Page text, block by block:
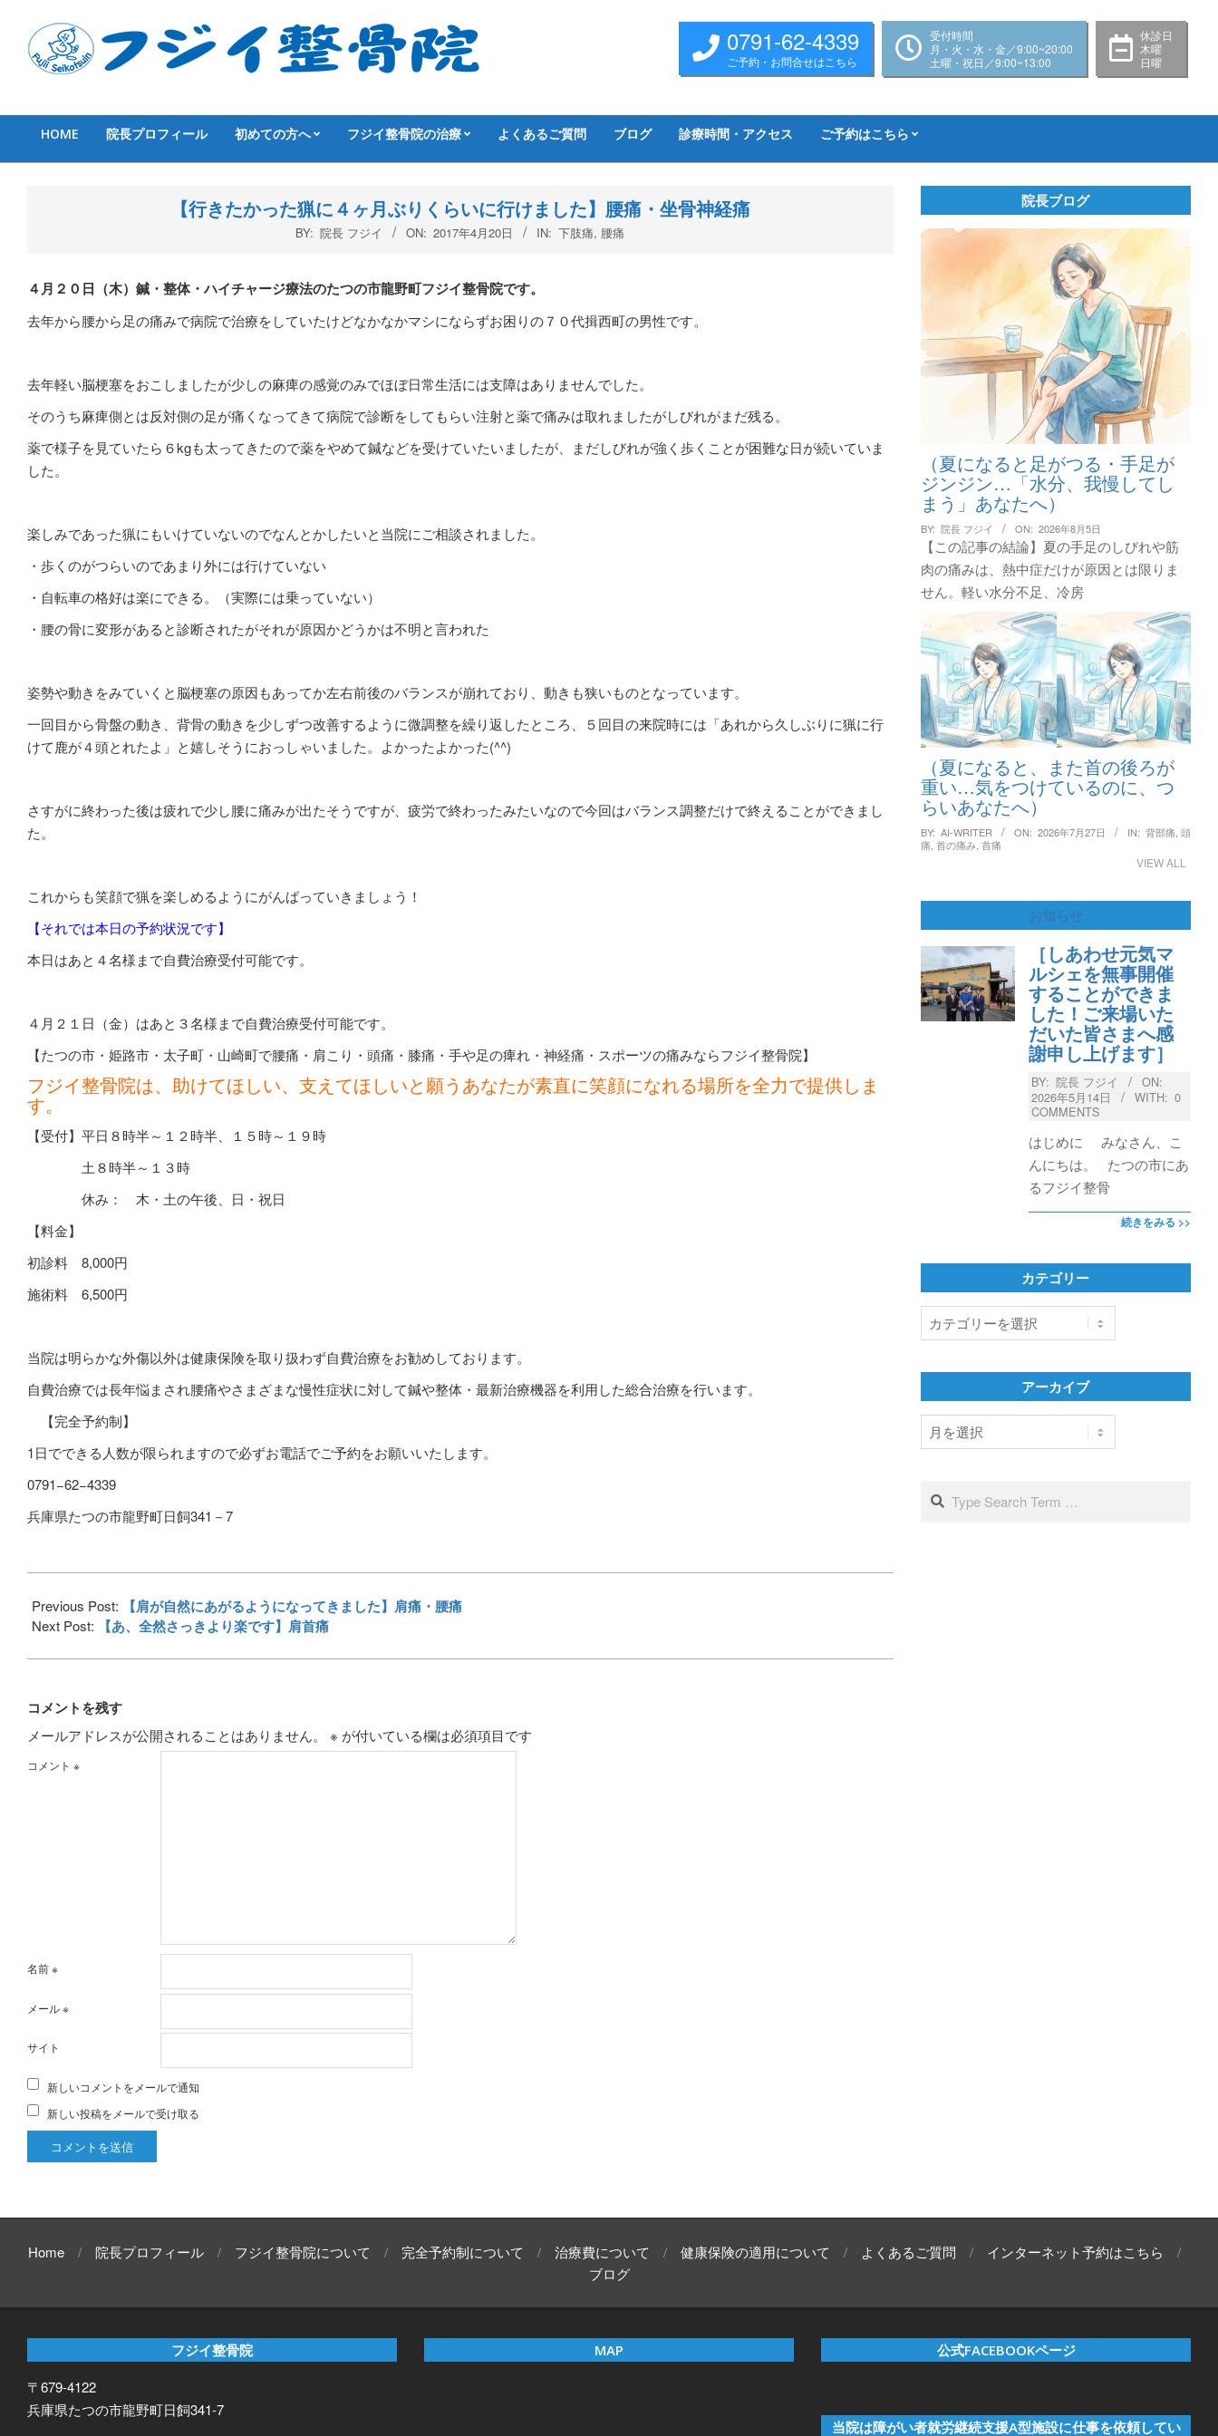
content
0791-62-4339
ご予約・お問合せはこちら
受付時間
月・火・水・金／9:00~20:00
土曜・祝日／9:00~13:00
休診日
木曜
日曜
Navigation
HOME 院長プロフィール 初めての方へ フジイ整骨院の治療 よくあるご質問 ブログ 診療時間・アクセス ご予約はこちら
【行きたかった猟に４ヶ月ぶりくらいに行けました】腰痛・坐骨神経痛
BY: 院長 フジイ ON: 2017年4月20日 IN: 下肢痛, 腰痛
４月２０ 日（木）鍼・整体・ハイチャージ療法のたつの市龍野町フジイ整骨院です。
去年から腰から足の痛みで病院で治療をしていたけどなかなかマシにならずお困りの７０代揖西町の男性です。
去年軽い脳梗塞をおこしましたが少しの麻痺の感覚のみでほぼ日常生活には支障はありませんでした。
そのうち麻痺側とは反対側の足が痛くなってきて病院で診断をしてもらい注射と薬で痛みは取れましたがしびれがまだ残る。
薬で様子を見ていたら６kgも太ってきたので薬をやめて鍼などを受けていたいましたが、まだしびれが強く歩くことが困難な日が続いていま
した。
楽しみであった猟にもいけていないのでなんとかしたいと当院にご相談されました。
・歩くのがつらいのであまり外には行けていない
・自転車の格好は楽にできる。（実際には乗っていない）
・腰の骨に変形があると診断されたがそれが原因かどうかは不明と言われた
姿勢や動きをみていくと脳梗塞の原因もあってか左右前後のバランスが崩れており、動きも狭いものとなっています。
一回目から骨盤の動き、背骨の動きを少しずつ改善するように微調整を繰り返したところ、５回目の来院時には「あれから久しぶりに猟に行
けて鹿が４頭とれたよ」と嬉しそうにおっしゃいました。よかったよかった(^^)
さすがに終わった後は疲れで少し腰に痛みが出たそうですが、疲労で終わったみたいなので今回はバランス調整だけで終えることができまし
た。
これからも笑顔で猟を楽しめるようにがんばっていきましょう！
【それでは本日の予約状況です】
本日はあと４名様まで自費治療受付可能です。
４月２１日（金）はあと３名様まで自費治療受付可能です。
【たつの市・姫路市・太子町・山崎町で腰痛・肩こり・頭痛・膝痛・手や足の痺れ・神経痛・スポーツの痛みならフジイ整骨院】
フジイ整骨院は、助けてほしい、支えてほしいと願うあなたが素直に笑顔になれる場所を全力で提供しま
す。
【受付】平日８時半～１２時半、１５時～１９時
土８時半～１３時
休み： 木・土の午後、日・祝日
【料金】
初診料 8,000円
施術料 6,500円
当院は明らかな外傷以外は健康保険を取り扱わず自費治療をお勧めしております。
自費治療では長年悩まされ腰痛やさまざまな慢性症状に対して鍼や整体・最新治療機器を利用した総合治療を行います。
【完全予約制】
1日でできる人数が限られますので必ずお電話でご予約をお願いいたします。
0791−62−4339
兵庫県たつの市龍野町日飼341－7
04-
20
Previous Post: 【肩が自然にあがるようになってきました】肩痛・腰痛
Next Post: 【あ、全然さっきより楽です】肩首痛
コメントを残す
メールアドレスが公開されることはありません。 ※ が付いている欄は必須項目です
コメント ※
名前※
メール※
サイト
新しいコメントをメールで通知
新しい投稿をメールで受け取る
院長ブログ
（夏になると足がつる・手足が
ジンジン…「水分、我慢してし
まう」あなたへ）
BY: 院長 フジイ ON: 2026年8月5日
【この記事の結論】夏の手足のしびれや筋
肉の痛みは、熱中症だけが原因とは限りま
せん。軽い水分不足、冷房
（夏になると、また首の後ろが
重い…気をつけているのに、つ
らいあなたへ）
BY: AI-WRITER ON: 2026年7月27日 IN: 背部痛 頭
痛 首の痛み, 首痛
VIEW ALL
お知らせ
［しあわせ元気マ
ルシェを無事開催
することができま
した！ご来場いた
だいた皆さまへ感
謝申し上げます］
BY: 院長 フジイ
ON:
2026年5月14日
WITH: 0
COMMENTS
はじめに みなさん、こ
んにちは。 たつの市にあ
るフジイ整骨
続きをみる >>
カテゴリー
テ
リ
アーカイブ
ア
ー
ブSearch
Home 院長プロフィール フジイ整骨院について 完全予約制について 治療費について 健康保険の適用について よくあるご質問
インターネット予約はこちら
ブログ
フジイ整骨院
〒679-4122
兵庫県たつの市龍野町日飼341-7
MAP 公式FACEBOOKページ
当院は障がい者就労継続支援A型施設に仕事を依頼してい